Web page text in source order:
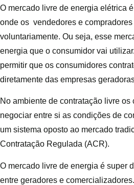
O mercado livre de energia elétrica
onde os vendedores e
voluntariamente. Ou seja, esse
energia que o consumidor vai
permitir que os consumidores
diretamente das empresas
No ambiente de contratação livre
negociar entre si as condições de
um sistema oposto ao mercado
Contratação Regulada (ACR).
O mercado livre de energia é super
entre geradores e